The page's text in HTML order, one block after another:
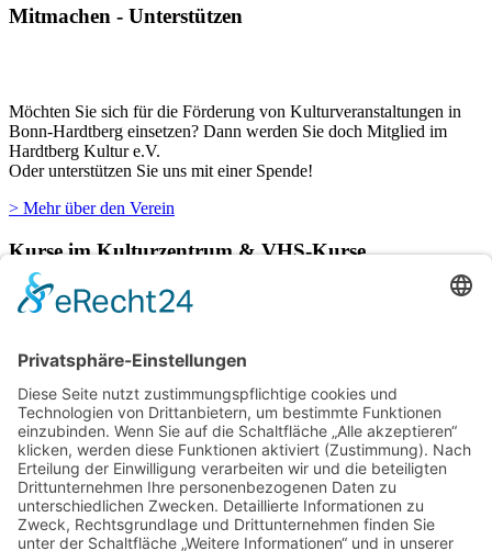
Mitmachen - Unterstützen
Möchten Sie sich für die Förderung von Kulturveranstaltungen in
Bonn-Hardtberg einsetzen? Dann werden Sie doch Mitglied im
Hardtberg Kultur e.V.
Oder unterstützen Sie uns mit einer Spende!
> Mehr über den Verein
Kurse im Kulturzentrum & VHS-Kurse
Räumlichkeiten im Kulturzentrum für einige ihrer Kurse.
> Hier finden Sie eine aktuelle Übersicht.
Newsletter
Über alle Konzerte und Kurse informiert bleiben?